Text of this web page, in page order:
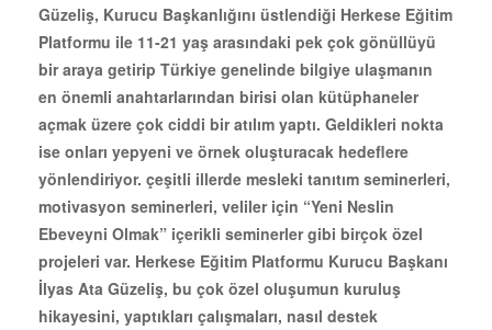
Güzeliş, Kurucu Başkanlığını üstlendiği Herkese Eğitim
Platformu ile 11-21 yaş arasındaki pek çok gönüllüyü
bir araya getirip Türkiye genelinde bilgiye ulaşmanın
en önemli anahtarlarından birisi olan kütüphaneler
açmak üzere çok ciddi bir atılım yaptı. Geldikleri nokta
ise onları yepyeni ve örnek oluşturacak hedeflere
yönlendiriyor. çeşitli illerde mesleki tanıtım seminerleri,
motivasyon seminerleri, veliler için “Yeni Neslin
Ebeveyni Olmak” içerikli seminerler gibi birçok özel
projeleri var. Herkese Eğitim Platformu Kurucu Başkanı
İlyas Ata Güzeliş, bu çok özel oluşumun kuruluş
hikayesini, yaptıkları çalışmaları, nasıl destek